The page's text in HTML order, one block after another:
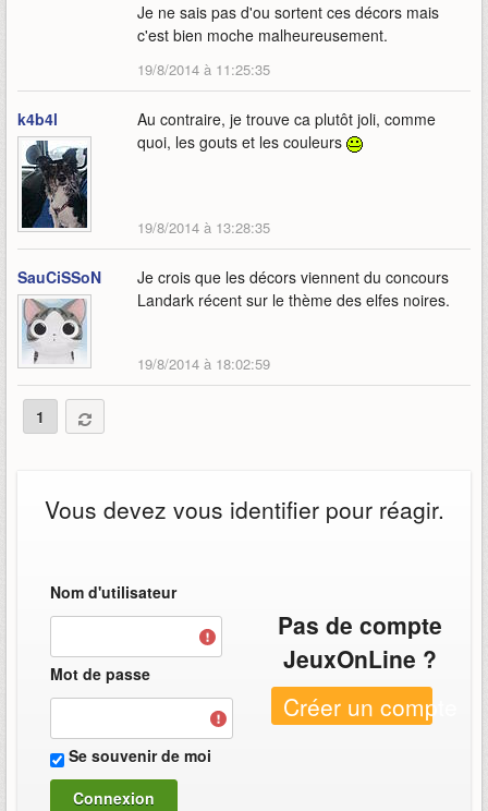
Je ne sais pas d'ou sortent ces décors mais
c'est bien moche malheureusement.
19/8/2014 à 11:25:35
k4b4l
Au contraire, je trouve ca plutôt joli, comme
quoi, les gouts et les couleurs
19/8/2014 à 13:28:35
SauCiSSoN
Je crois que les décors viennent du concours
Landark récent sur le thème des elfes noires.
19/8/2014 à 18:02:59
1
Vous devez vous identifier pour réagir.
Nom d'utilisateur
Mot de passe
Se souvenir de moi
Pas de compte
JeuxOnLine ?
Créer un compte